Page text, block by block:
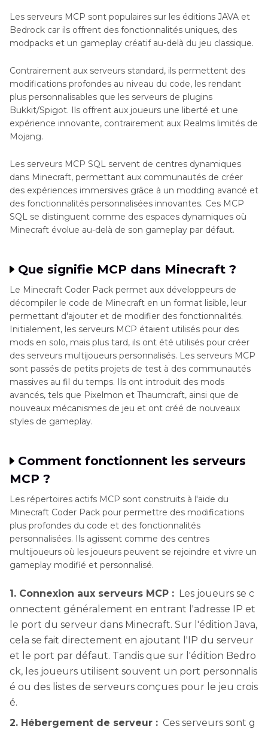
Partie 4. Améliorez les captures d'écran de
serveur MCP de Minecraft avec FotorPea
Partie 5. FAQ sur les serveurs MCP
Les serveurs MCP sont populaires sur les éditions JAVA et
Bedrock car ils offrent des fonctionnalités uniques, des
modpacks et un gameplay créatif au-delà du jeu classique.
Contrairement aux serveurs standard, ils permettent des
modifications profondes au niveau du code, les rendant
plus personnalisables que les serveurs de plugins
Bukkit/Spigot. Ils offrent aux joueurs une liberté et une
expérience innovante, contrairement aux Realms limités de
Mojang.
Les serveurs MCP SQL servent de centres dynamiques
dans Minecraft, permettant aux communautés de créer
des expériences immersives grâce à un modding avancé et
des fonctionnalités personnalisées innovantes. Ces MCP
SQL se distinguent comme des espaces dynamiques où
Minecraft évolue au-delà de son gameplay par défaut.
Que signifie MCP dans Minecraft ?
Le Minecraft Coder Pack permet aux développeurs de
décompiler le code de Minecraft en un format lisible, leur
permettant d'ajouter et de modifier des fonctionnalités.
Initialement, les serveurs MCP étaient utilisés pour des
mods en solo, mais plus tard, ils ont été utilisés pour créer
des serveurs multijoueurs personnalisés. Les serveurs MCP
sont passés de petits projets de test à des communautés
massives au fil du temps. Ils ont introduit des mods
avancés, tels que Pixelmon et Thaumcraft, ainsi que de
nouveaux mécanismes de jeu et ont créé de nouveaux
styles de gameplay.
Comment fonctionnent les serveurs
MCP ?
Les répertoires actifs MCP sont construits à l'aide du
Minecraft Coder Pack pour permettre des modifications
plus profondes du code et des fonctionnalités
personnalisées. Ils agissent comme des centres
multijoueurs où les joueurs peuvent se rejoindre et vivre un
gameplay modifié et personnalisé.
1. Connexion aux serveurs MCP : Les joueurs se c
onnectent généralement en entrant l'adresse IP et
le port du serveur dans Minecraft. Sur l'édition Java,
cela se fait directement en ajoutant l'IP du serveur
et le port par défaut. Tandis que sur l'édition Bedro
ck, les joueurs utilisent souvent un port personnalis
é ou des listes de serveurs conçues pour le jeu crois
é.
2. Hébergement de serveur : Ces serveurs sont g